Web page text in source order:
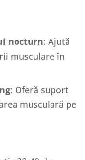
nocturn: Ajută
musculare în
: Oferă suport
musculară pe